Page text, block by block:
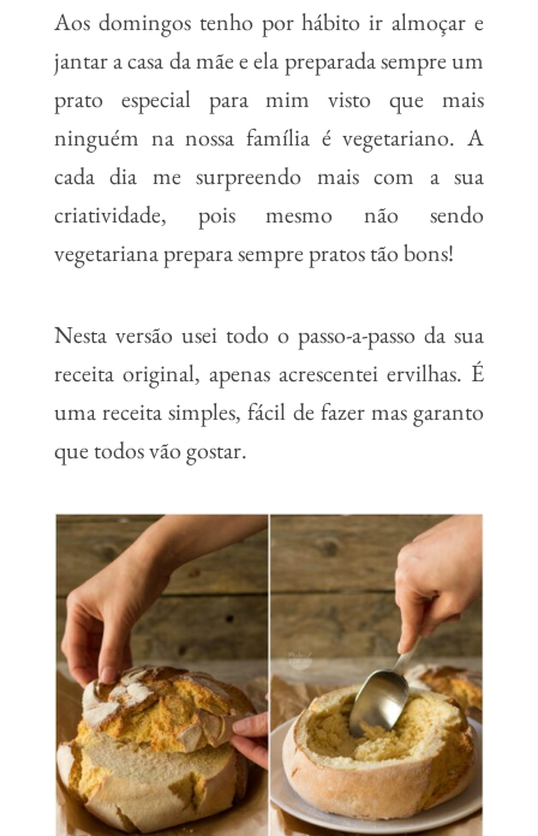
Aos domingos tenho por hábito ir almoçar e
jantar a casa da mãe e ela preparada sempre um
prato especial para mim visto que mais
ninguém na nossa família é vegetariano. A
cada dia me surpreendo mais com a sua
criatividade, pois mesmo não sendo
vegetariana prepara sempre pratos tão bons!
Nesta versão usei todo o passo-a-passo da sua
receita original, apenas acrescentei ervilhas. É
uma receita simples, fácil de fazer mas garanto
que todos vão gostar.